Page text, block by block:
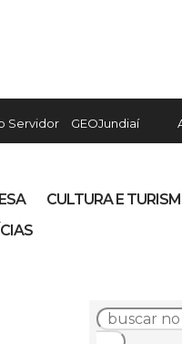
Servidor GEOJundiaí
CULTURA E